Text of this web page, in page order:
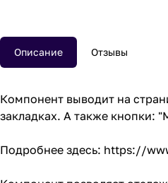
Описание Отзывы
Компонент выводит на
закладках. А также кнопки:
Подробнее здесь: https://